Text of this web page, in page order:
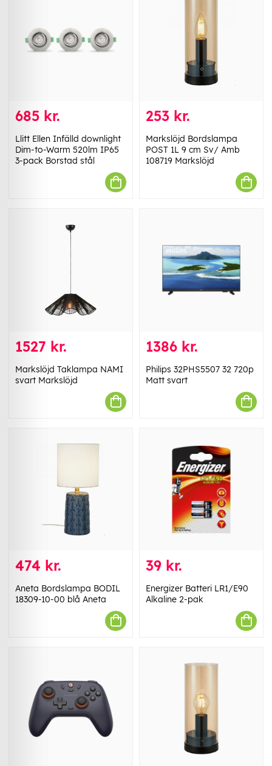
685 kr.
Llitt Ellen Infälld downlight
Dim-to-Warm 520lm IP65
3-pack Borstad stål
253 kr.
Markslöjd Bordslampa
POST 1L 9 cm Sv/ Amb
108719 Markslöjd
1527 kr.
Markslöjd Taklampa NAMI
svart Markslöjd
1386 kr.
Philips 32PHS5507 32 720p
Matt svart
474 kr.
Aneta Bordslampa BODIL
18309-10-00 blå Aneta
39 kr.
Energizer Batteri LR1/E90
Alkaline 2-pak